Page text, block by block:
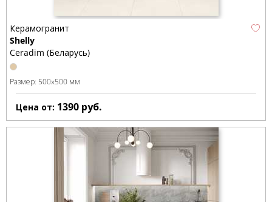
Керамогранит
Shelly
Ceradim (Беларусь)
Размер: 500x500 мм
Цена от: 1390 руб.